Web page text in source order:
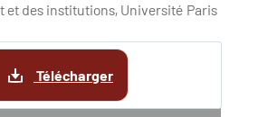
et des institutions, Université Paris
Télécharger